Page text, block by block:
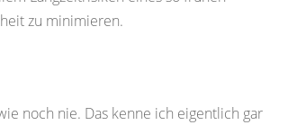
zu minimieren.
noch nie. Das kenne ich eigentlich gar